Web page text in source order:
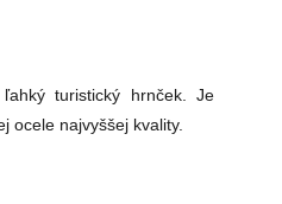
turistický hrnček. Je
ocele najvyššej kvality.